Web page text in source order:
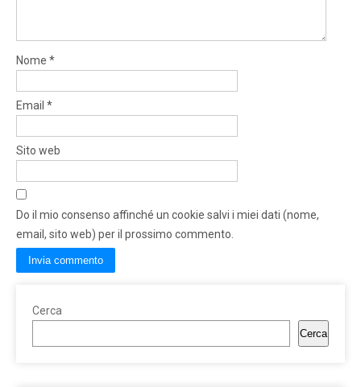
Nome *
Email *
Sito web
Do il mio consenso affinché un cookie salvi i miei dati (nome,
email, sito web) per il prossimo commento.
Cerca
Cerca